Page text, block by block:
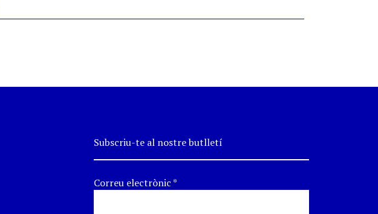
Subscriu-te al nostre butlletí
Correu electrònic*